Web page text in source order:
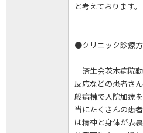
と考えております。
●クリニック診療
済生会茨木病院
反応などの患者さ
般病棟で入院加療
当にたくさんの患
は精神と身体が表